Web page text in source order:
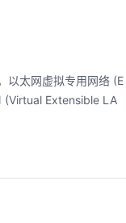
以太网虚拟专用网络 (E
(Virtual Extensible LA